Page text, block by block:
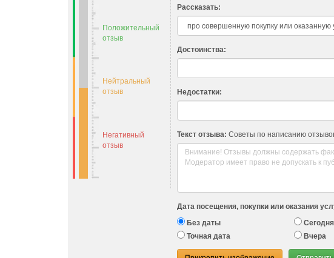
Положительный
отзыв
Нейтральный
отзыв
Негативный
отзыв
Рассказать:
Достоинства:
Недостатки:
Текст отзыва: Советы по написанию
Дата посещения, покупки или оказания
Без даты
Сегодня
Точная дата
Вчера